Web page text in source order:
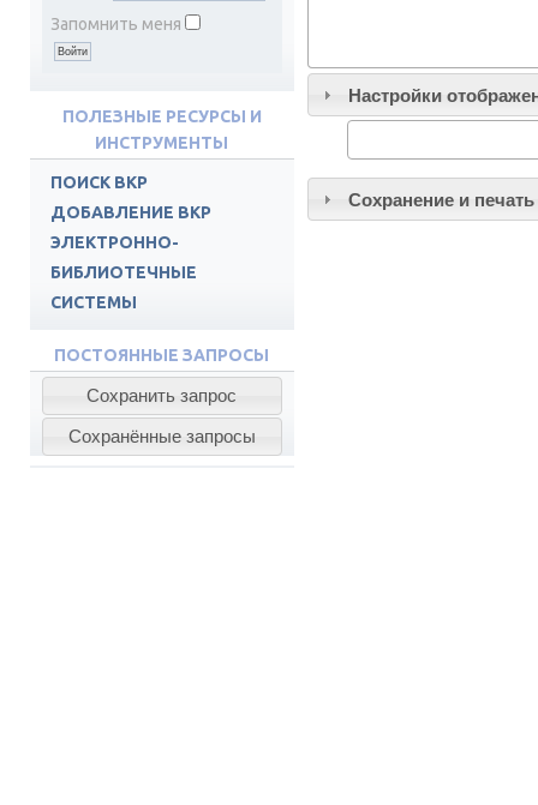
Запомнить меня
ПОЛЕЗНЫЕ РЕСУРСЫ И
ИНСТРУМЕНТЫ
ПОИСК ВКР
ДОБАВЛЕНИЕ ВКР
ЭЛЕКТРОННО-
БИБЛИОТЕЧНЫЕ
СИСТЕМЫ
ЭБС СПБГМТУ
ПОСТОЯННЫЕ ЗАПРОСЫ
Настройки
Сохранение и печать